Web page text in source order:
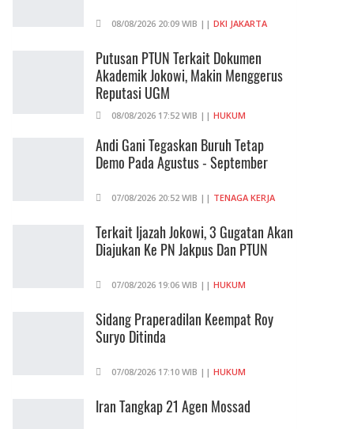
08/08/2026 20:09 WIB || DKI JAKARTA
Putusan PTUN Terkait Dokumen
Akademik Jokowi, Makin Menggerus
Reputasi UGM
08/08/2026 17:52 WIB || HUKUM
Andi Gani Tegaskan Buruh Tetap
Demo Pada Agustus - September
07/08/2026 20:52 WIB || TENAGA KERJA
Terkait Ijazah Jokowi, 3 Gugatan Akan
Diajukan Ke PN Jakpus Dan PTUN
07/08/2026 19:06 WIB || HUKUM
Sidang Praperadilan Keempat Roy
Suryo Ditinda
07/08/2026 17:10 WIB || HUKUM
Iran Tangkap 21 Agen Mossad